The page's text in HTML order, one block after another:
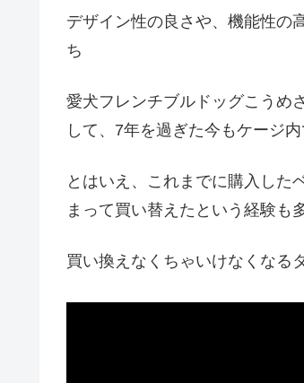
デザイン性の良さや、機能性の
ち
愛犬フレンチブルドッグこうめ
して、7年を過ぎた今もケージ
とはいえ、これまでに購入した
まって買い替えたという経験も
買い換えなくちゃいけなくなる